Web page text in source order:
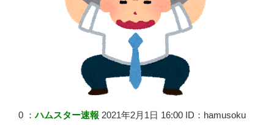
0 ：ハムスター速報 2021年2月1日 16:00 ID：hamusoku